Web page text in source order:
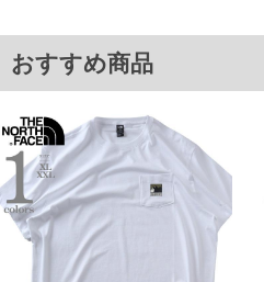
4L/140/80/140/60/25
5L/150/82/150/62/26
6L/160/84/160/64/27
※【返品交換について】
返品交換希望の方は、商品到着後1週間以内に
下着(肌着)やワイシャツは商品の性質上、返
ご了承くださいませ。
※【ボトムの裾上げをご希望の場合】
裾上げ料金は500円+税となります。
備考欄に股下●cmとご記入下さい。（裾上げ
上の品が対象。1本5,999円以下の商品は有料
おすすめ商品